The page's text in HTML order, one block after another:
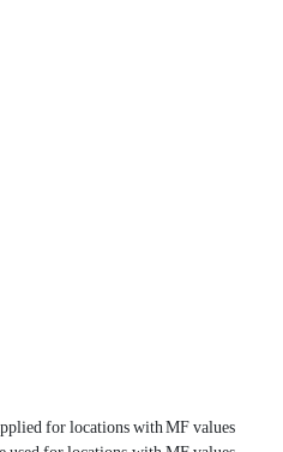
for locations with MF values